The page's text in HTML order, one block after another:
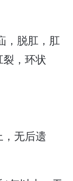
，脱肛，肛
，环状
，无后遗